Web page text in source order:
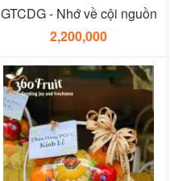
GTCDG - Nhớ về cội nguồn
2,200,000